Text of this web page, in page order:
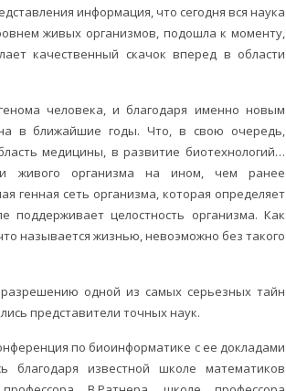
информация, что сегодня вся наука
живых организмов, подошла к моменту,
качественный скачок вперед в области
человека, и благодаря именно новым
в ближайшие годы. Что, в свою очередь,
медицины, в развитие биотехнологий…
живого организма на ином, чем ранее
генная сеть организма, которая определяет
поддерживает целостность организма. Как
называется жизнью, невоэможно без такого
одной из самых серьезных тайн
представители точных наук.
по биоинформатике с ее докладами
благодаря известной школе математиков